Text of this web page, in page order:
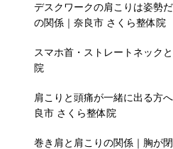
デスクワークの肩こりは姿勢
の関係｜奈良市 さくら整体院
スマホ首・ストレートネック
院
肩こりと頭痛が一緒に出る方
良市 さくら整体院
巻き肩と肩こりの関係｜胸が